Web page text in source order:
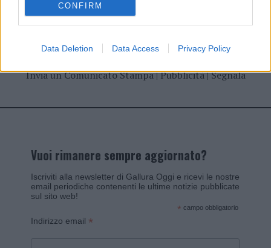
CONFIRM
Data Deletion Data Access Privacy Policy
Invia un Comunicato Stampa|Pubblicità|Segnala
Vuoi rimanere sempre aggiornato?
Iscriviti alla newsletter di Gallura Oggi e ricevi le nostre
email periodiche contenenti le ultime notizie pubblicate
sul sito web!
* campo obbligatorio
Indirizzo email *